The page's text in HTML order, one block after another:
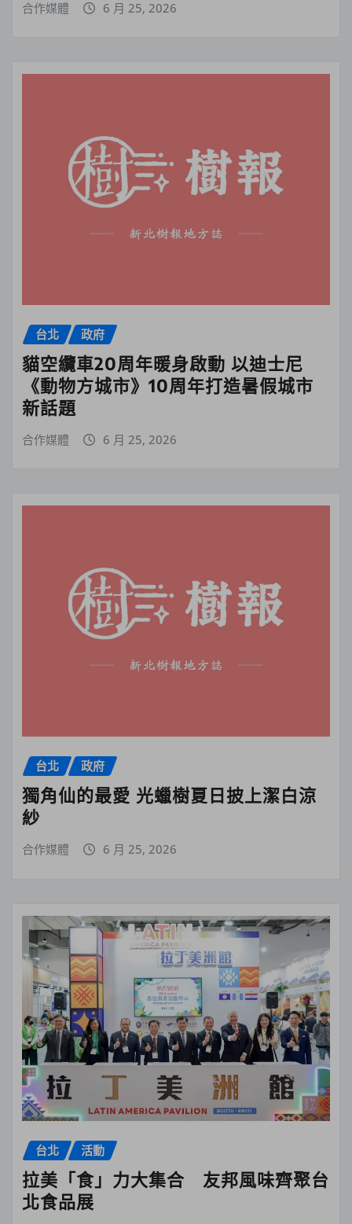
合作媒體 6 月 25, 2026
台北 政府
貓空纜車20周年暖身啟動 以迪士尼
《動物方城市》10周年打造暑假城市
新話題
合作媒體 6 月 25, 2026
台北 政府
獨角仙的最愛 光蠟樹夏日披上潔白涼
紗
合作媒體 6 月 25, 2026
台北 活動
拉美「食」力大集合 友邦風味齊聚台
北食品展